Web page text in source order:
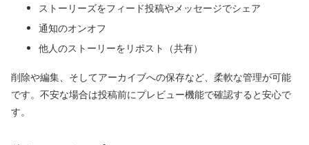
ストーリーズをフィード投稿やメッセージでシェア
通知のオンオフ
他人のストーリーをリポスト（共有）
削除や編集、そしてアーカイブへの保存など、柔軟な管理が可能
です。不安な場合は投稿前にプレビュー機能で確認すると安心で
す。